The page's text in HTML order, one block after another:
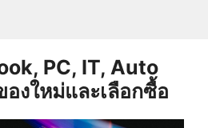
PC, IT, Auto
งใหม่และเลือกซื้อ